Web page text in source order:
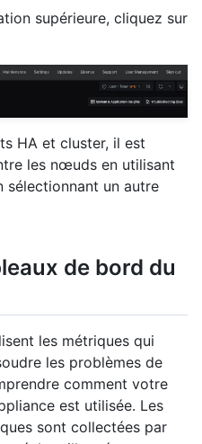
supérieure, cliquez sur
HA et cluster, il est
les nœuds en utilisant
sélectionnant un autre
de bord du
les métriques qui
les problèmes de
comment votre
est utilisée. Les
sont collectées par